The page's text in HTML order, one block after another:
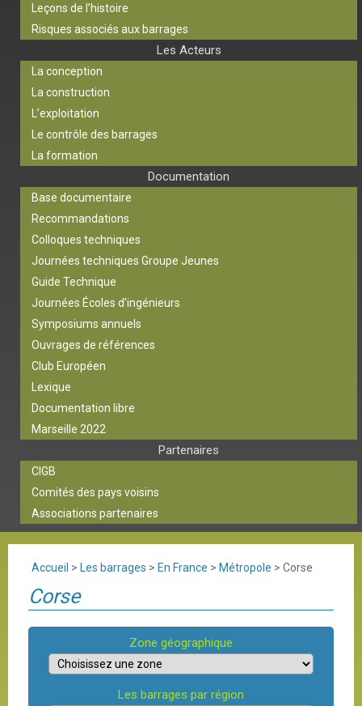
Leçons de l’histoire
Risques associés aux barrages
Les Acteurs
La conception
La construction
L’exploitation
Le contrôle des barrages
La formation
Documentation
Base documentaire
Recommandations
Colloques techniques
Journées techniques Groupe Jeunes
Guide Technique
Journées Écoles d’ingénieurs
Symposiums annuels
Ouvrages de références
Club Européen
Lexique
Documentation libre
Marseille 2022
Partenaires
CIGB
Comités des pays voisins
Associations partenaires
Accueil > Les barrages > En France > Métropole > Corse
Corse
Zone géographique
Les barrages par région